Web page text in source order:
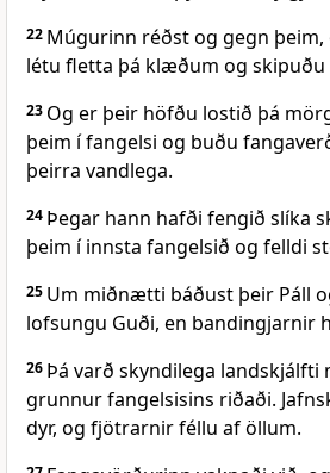
22 Múgurinn réðst og gegn
létu fletta þá klæðum og skipuðu
23 Og er þeir höfðu lostið þá
þeim í fangelsi og buðu
þeirra vandlega.
24 Þegar hann hafði fengið slíka
þeim í innsta fangelsið og felldi
25 Um miðnætti báðust þeir Páll
lofsungu Guði, en bandingjarnir
26 Þá varð skyndilega landskjálfti
grunnur fangelsisins riðaði.
dyr, og fjötrarnir féllu af öllum.